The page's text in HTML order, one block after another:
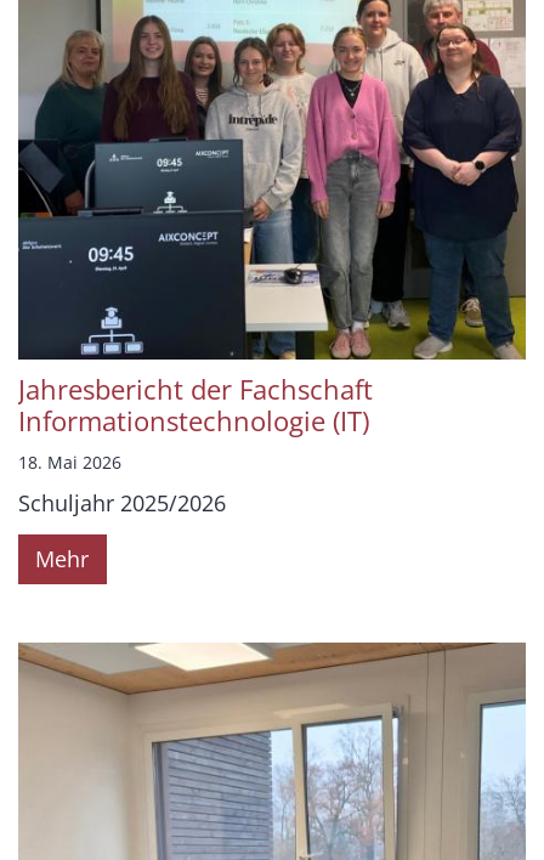
Jahresbericht der Fachschaft
Informationstechnologie (IT)
18. Mai 2026
Schuljahr 2025/2026
Mehr